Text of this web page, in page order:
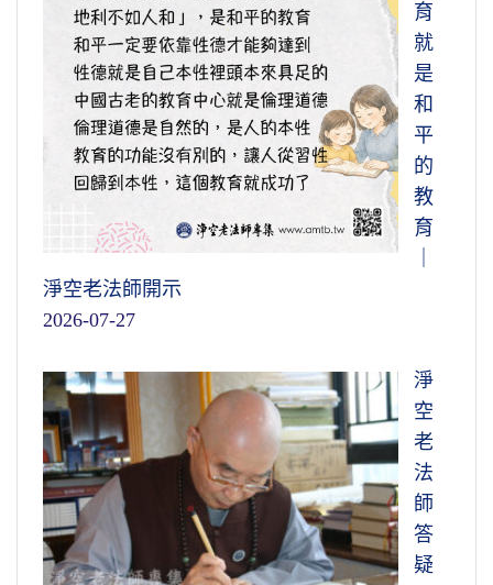
育
就
是
和
平
的
教
育
淨空老法師開示
2026-07-27
淨
空
老
法
師
答
疑